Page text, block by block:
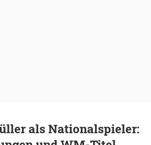
als Nationalspieler: